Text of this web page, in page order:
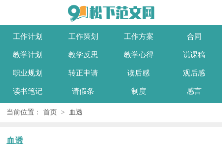
工作计划 工作策划 工作方案 合同
教学计划 教学反思 教学心得 说课稿
职业规划 转正申请 读后感 观后感
读书笔记 请假条 制度 感言
当前位置： 首页 > 血透
血透